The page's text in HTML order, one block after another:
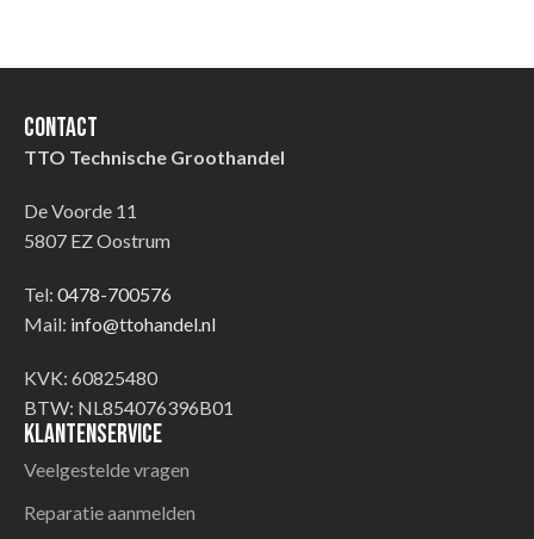
Contact
TTO Technische Groothandel
De Voorde 11
5807 EZ Oostrum
Tel: 0478-700576
Mail: info@ttohandel.nl
KVK: 60825480
BTW: NL854076396B01
Klantenservice
Veelgestelde vragen
Reparatie aanmelden